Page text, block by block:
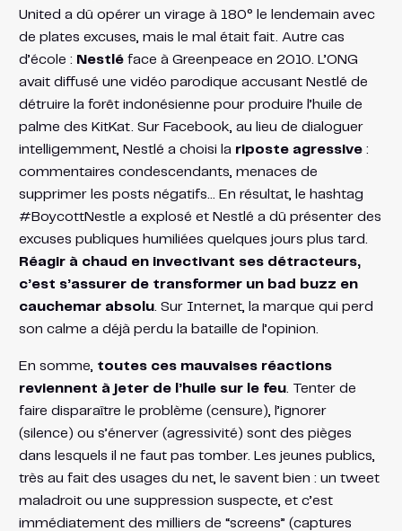
United a dû opérer un virage à 180° le lendemain avec
de plates excuses, mais le mal était fait. Autre cas
d’école : Nestléface à Greenpeace en 2010. L’ONG
avait diffusé une vidéo parodique accusant Nestlé de
détruire la forêt indonésienne pour produire l’huile de
palme des KitKat. Sur Facebook, au lieu de dialoguer
intelligemment, Nestlé a choisi la riposte agressive:
commentaires condescendants, menaces de
supprimer les posts négatifs… En résultat, le hashtag
#BoycottNestle a explosé et Nestlé a dû présenter des
excuses publiques humiliées quelques jours plus tard.
Réagir à chaud en invectivant ses détracteurs,
c’est s’assurer de transformer un bad buzz en
cauchemar absolu. Sur Internet, la marque qui perd
son calme a déjà perdu la bataille de l’opinion.
En somme, toutes ces mauvaises réactions
reviennent à jeter de l’huile sur le feu. Tenter de
faire disparaître le problème (censure), l’ignorer
(silence) ou s’énerver (agressivité) sont des pièges
dans lesquels il ne faut pas tomber. Les jeunes publics,
très au fait des usages du net, le savent bien : un tweet
maladroit ou une suppression suspecte, et c’est
immédiatement des milliers de “screens” (captures